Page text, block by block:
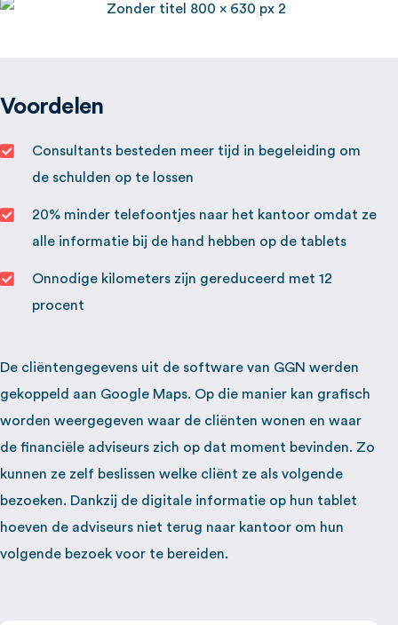
Voordelen
Consultants besteden meer tijd in begeleiding om
de schulden op te lossen
20% minder telefoontjes naar het kantoor omdat ze
alle informatie bij de hand hebben op de tablets
Onnodige kilometers zijn gereduceerd met 12
procent
De cliëntengegevens uit de software van GGN werden
gekoppeld aan Google Maps. Op die manier kan grafisch
worden weergegeven waar de cliënten wonen en waar
de financiële adviseurs zich op dat moment bevinden. Zo
kunnen ze zelf beslissen welke cliënt ze als volgende
bezoeken. Dankzij de digitale informatie op hun tablet
hoeven de adviseurs niet terug naar kantoor om hun
volgende bezoek voor te bereiden.